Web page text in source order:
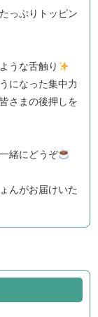
っぷりトッピン
うな舌触り
になった集中力
さまの後押しを
緒にどうぞ
んがお届けいた